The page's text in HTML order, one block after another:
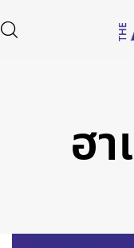
Type and hit enter
ฮ